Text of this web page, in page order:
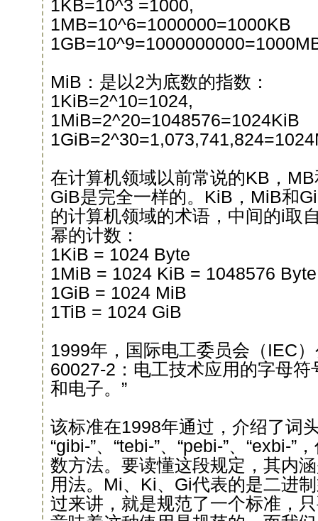
1KB=10^3 =1000,
1MB=10^6=1000000=1000KB
MiB：是以2为底数的指数：
1KiB=2^10=1024,
1MiB=2^20=1048576=1024KiB
在计算机领域以前常说的KB，
GiB是完全一样的。KiB，MiB和
的计算机领域的术语，中间的i取
幂的计数：
1KiB = 1024 Byte
1MiB = 1024 KiB = 1048576 Byte
1GiB = 1024 MiB
1TiB = 1024 GiB
1999年，国际电工委员会（IEC
60027-2：电工技术应用的字母
和电子。”
该标准在1998年通过，介绍了词头
“gibi-”、“tebi-”、“pebi-”、“exbi-”
数方法。要读懂这段规定，其内
用法。Mi、Ki、Gi代表的是二进
过来讲，就是规范了一个标准，